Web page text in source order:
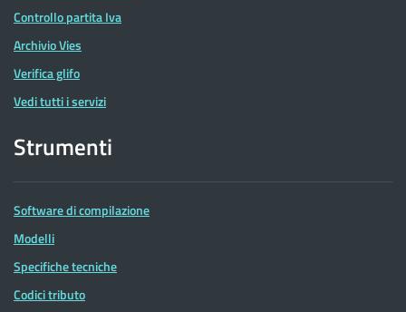
Controllo partita Iva
Archivio Vies
Verifica glifo
Vedi tutti i servizi
Strumenti
Software di compilazione
Modelli
Specifiche tecniche
Codici tributo